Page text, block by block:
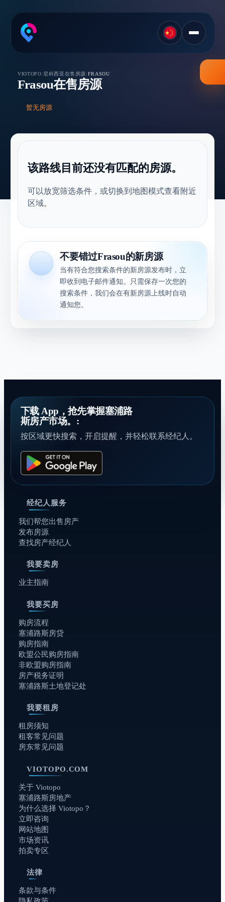
VIOTOPO/ 尼科西亚在售房源/FRASOU
Frasou在售房源
暂无房源
该路线目前还没有匹配的房源。
可以放宽筛选条件，或切换到地图模式查看附近
区域。
不要错过Frasou的新房源
当有符合您搜索条件的新房源发布时，立
即收到电子邮件通知。只需保存一次您的
搜索条件，我们会在有新房源上线时自动
通知您。
下载 App，抢先掌握塞浦路
斯房产市场。:
按区域更快搜索，开启提醒，并轻松联系经纪人。
经纪人服务
我们帮您出售房产
发布房源
查找房产经纪人
我要卖房
业主指南
我要买房
购房流程
塞浦路斯房贷
购房指南
欧盟公民购房指南
非欧盟购房指南
房产税务证明
塞浦路斯土地登记处
我要租房
租房须知
租客常见问题
房东常见问题
VIOTOPO.COM
关于 Viotopo
塞浦路斯房地产
为什么选择 Viotopo？
立即咨询
网站地图
市场资讯
拍卖专区
法律
条款与条件